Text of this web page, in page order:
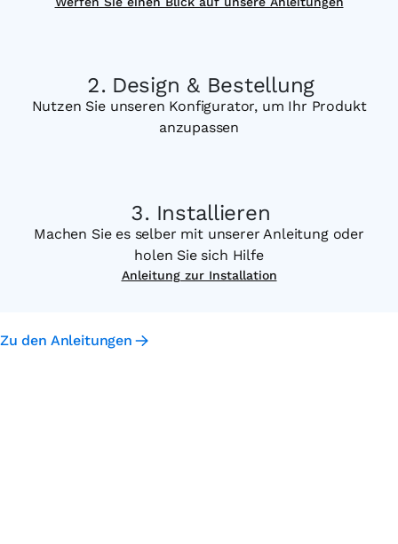
Design & Bestellung
Nutzen Sie unseren Konfigurator, um Ihr Produkt
anzupassen
Installieren
Machen Sie es selber mit unserer Anleitung oder
holen Sie sich Hilfe
Anleitung zur Installation
Zu den Anleitungen